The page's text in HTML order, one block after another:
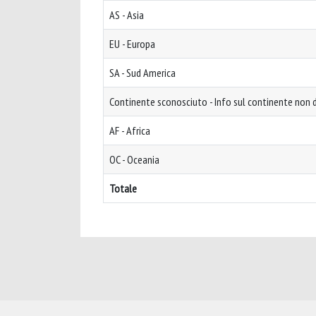
AS - Asia
EU - Europa
SA - Sud America
Continente sconosciuto - Info sul continente non
AF - Africa
OC - Oceania
Totale